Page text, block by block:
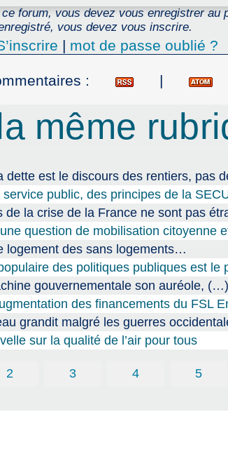
forum, vous devez vous enregistrer au
vous devez vous inscrire.
| mot de passe oublié ?
: |
même
dette est le discours des rentiers, pas
public, des principes de la
de la crise de la France ne sont pas
question de mobilisation citoyenne
logement des sans logements…
des politiques publiques est le
gouvernementale son auréole,
des financements du FSL
grandit malgré les guerres
sur la qualité de l’air pour tous
2 3 4 5